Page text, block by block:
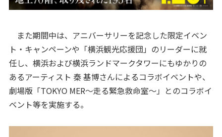
また期間中は、アニバーサリーを記念した限定イベン
ト・キャンペーンや「横浜観光応援団」のリーダーに就
任し、横浜および横浜ランドマークタワーにもゆかりの
あるアーティスト 秦 基博さんによるコラボイベントや、
劇場版「TOKYO MER～走る緊急救命室～」とのコラボイ
ベント等を実施する。